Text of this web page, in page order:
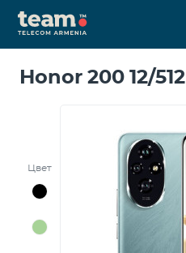
Honor 200 12/512
Цвет